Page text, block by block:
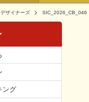
デザイナーズ SIC_2026_CB_046
ング